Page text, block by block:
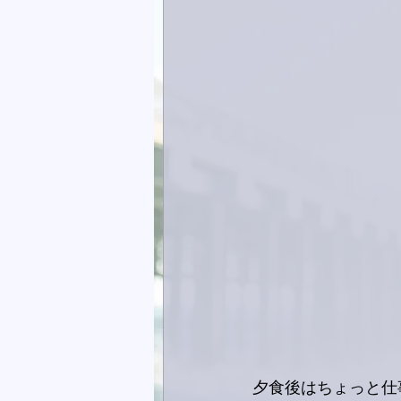
夕食後はちょっと